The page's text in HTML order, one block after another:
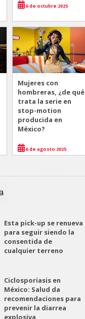
6 de octubre 2025
Mujeres con
hombreras, ¿de qué
trata la serie en
stop-motion
producida en
México?
6 de agosto 2025
Esta pick-up se renueva
para seguir siendo la
consentida de
cualquier terreno
Ciclosporiasis en
México: Salud da
recomendaciones para
prevenir la diarrea
explosiva